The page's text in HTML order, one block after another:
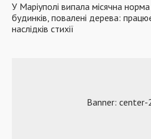
У Маріуполі випала місячна норма
будинків, повалені дерева:
наслідків стихії